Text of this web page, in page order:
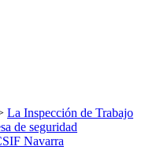
La Inspección de Trabajo
de seguridad
Navarra